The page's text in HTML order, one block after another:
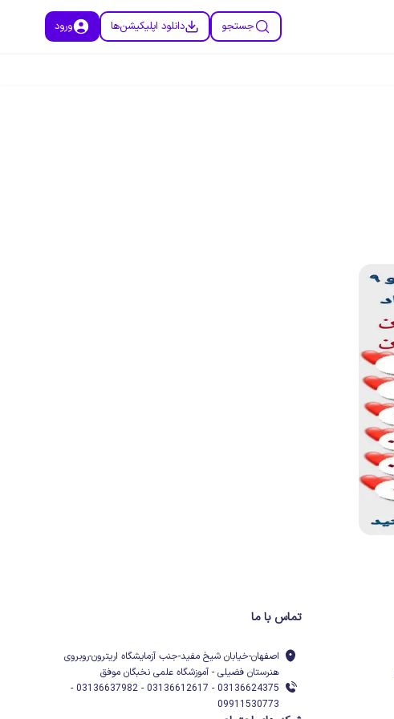
جستجو دانلود اپلیکیشن‌ها ورود
تماس با ما
اصفهان-خیابان شیخ مفید-جنب آزمایشگاه اریترون-روبروی
هنرستان فضیلی - آموزشگاه علمی نخبگان موفق
03136624375 - 03136612617 - 03136637982 -
09911530773